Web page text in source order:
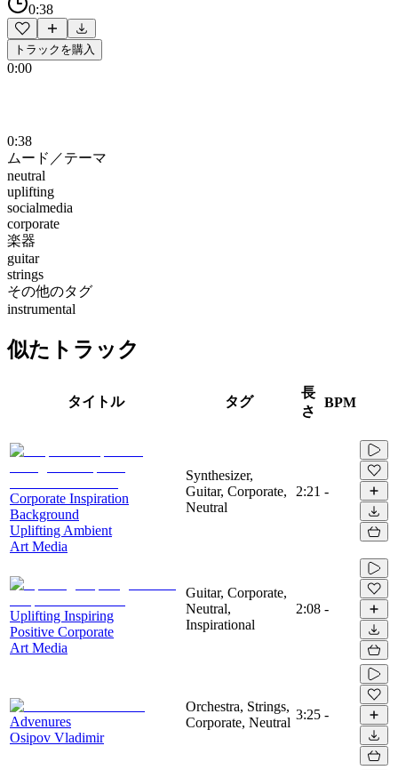
0:38
トラックを購入
0:00
0:38
ムード／テーマ
neutral
uplifting
socialmedia
corporate
楽器
guitar
strings
その他のタグ
instrumental
似たトラック
タイトル タグ
長
さ
BPM
Corporate Inspiration
Background
Uplifting Ambient
Art Media
Synthesizer,
Guitar, Corporate,
Neutral
2:21 -
Uplifting Inspiring
Positive Corporate
Art Media
Guitar, Corporate,
Neutral,
Inspirational
2:08 -
Advenures
Osipov Vladimir
Orchestra, Strings,
Corporate, Neutral
3:25 -